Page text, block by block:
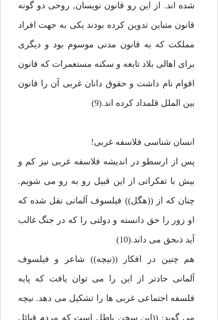
شده اند. از اين رو قانون نويسان, روحى دو گونه
قانون متباين تدوين كرده بودند يكى به جهت افراد
مملكت كه به قانون مدنى موسوم بود و ديگرى
براى اهالى بلاد تابعه و سكنه مستعمرات كه قانون
اقوام نام داشت و حقوق دانان غربى آن را قانون
بين الملل قلمداد كرده اند.(9)
انسان شناسى فلاسفه غربى!
پس از ارسطو در انديشه فلاسفه غربى نيز كم و
بيش با تفكراتى از اين قبيل رو به رو مى شويم.
چنان كه از ((هگل)) فيلسوف آلمانى نقل شده كه
او زور را حق دانسته و دولتى را كه در جنگ غالب
آيد ذىحق مى داند.(10)
هم چنين در افكار ((نيچه)) شاعر و فيلسوف
آلمانى حادتر از اين را مى توان يافت كه پايه
فلسفه اجتماعى غربى ها را تشكيل مى دهد. نيچه
مى گويد: ((اين سخن باطل است كه مردم قبائل